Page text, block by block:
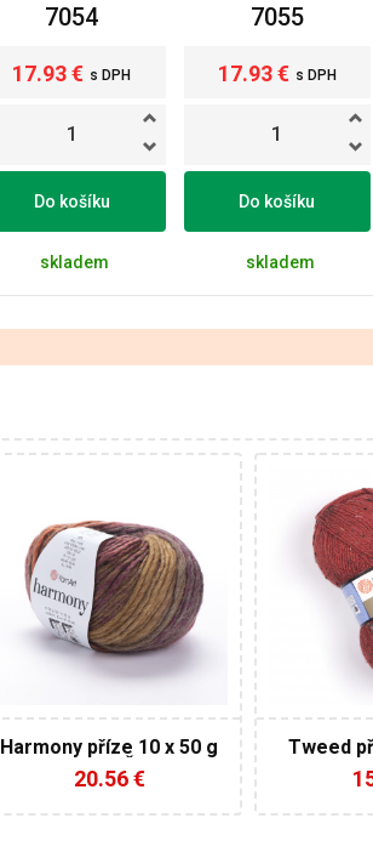
7054
17.93 € s DPH
Do košíku
skladem
7055
17.93 € s DPH
Do košíku
skladem
Akryl
Klasik
50
80
Harmony příze 10 x 50 g
NOVĚ
20.56 €
Akryl -
Tweed